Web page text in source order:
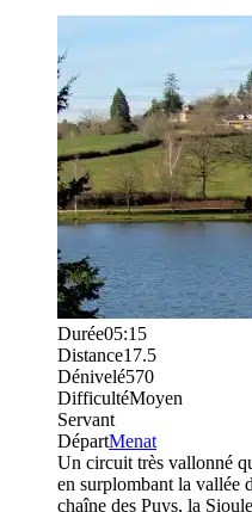
Durée05:15
Distance17.5
Dénivelé570
DifficultéMoyen
Servant
DépartMenat
Un circuit très vallonné
en surplombant la vallée
chaîne des Puys, la